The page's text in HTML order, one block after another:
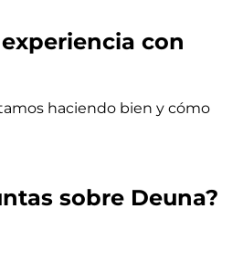
con
haciendo bien y cómo
sobre Deuna?